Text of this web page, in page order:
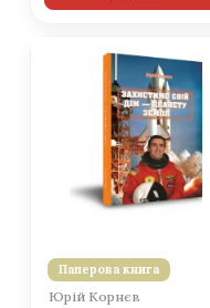
Паперова книга
Юрій Корнєв